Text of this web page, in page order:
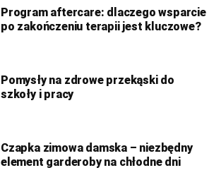
Program aftercare: dlaczego wsparcie
po zakończeniu terapii jest kluczowe?
Pomysły na zdrowe przekąski do
szkoły i pracy
Czapka zimowa damska – niezbędny
element garderoby na chłodne dni